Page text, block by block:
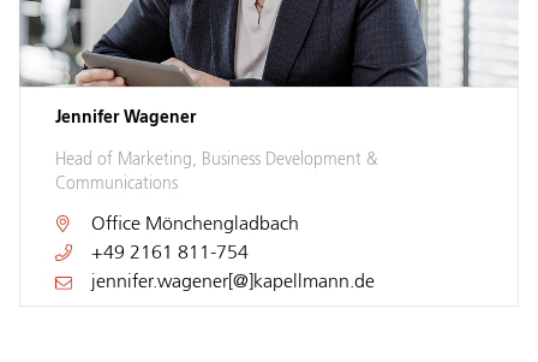
Jennifer Wagener
Head of Marketing, Business Development &
Communications
Office Mönchengladbach
+49 2161 811-754
jennifer.wagener[@]kapellmann.de